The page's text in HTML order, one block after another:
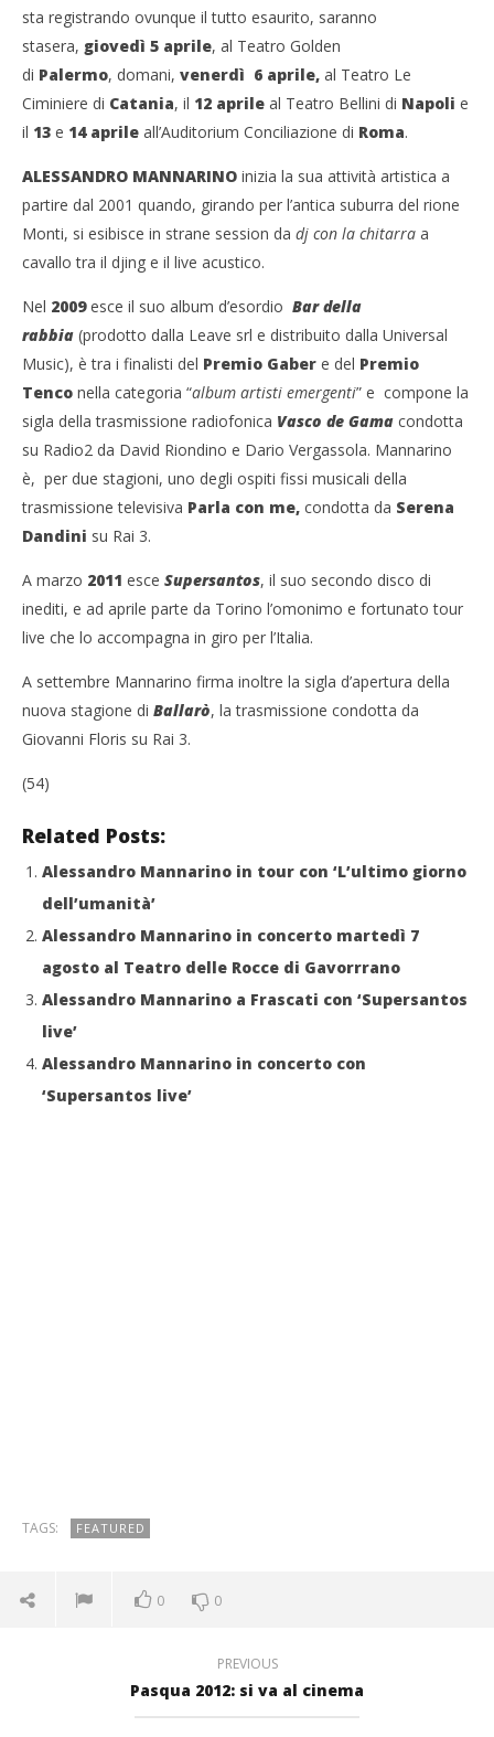
sta registrando ovunque il tutto esaurito, saranno
stasera, giovedì 5 aprile, al Teatro Golden
di Palermo, domani, venerdì 6 aprile, al Teatro Le
Ciminiere di Catania, il 12 aprile al Teatro Bellini di Napoli e
il 13 e 14 aprile all’Auditorium Conciliazione di Roma.
ALESSANDRO MANNARINO inizia la sua attività artistica a
partire dal 2001 quando, girando per l’antica suburra del rione
Monti, si esibisce in strane session da dj con la chitarra a
cavallo tra il djing e il live acustico.
Nel 2009esce il suo album d’esordio Bar della
rabbia (prodotto dalla Leave srl e distribuito dalla Universal
Music), è tra i finalisti del Premio Gaber e del Premio
Tenco nella categoria “album artisti emergenti” e compone la
sigla della trasmissione radiofonica Vasco de Gama condotta
su Radio2 da David Riondino e Dario Vergassola. Mannarino
è, per due stagioni, uno degli ospiti fissi musicali della
trasmissione televisiva Parla con me, condotta da Serena
Dandini su Rai 3.
A marzo 2011 esce Supersantos, il suo secondo disco di
inediti, e ad aprile parte da Torino l’omonimo e fortunato tour
live che lo accompagna in giro per l’Italia.
A settembre Mannarino firma inoltre la sigla d’apertura della
nuova stagione di Ballarò, la trasmissione condotta da
Giovanni Floris su Rai 3.
(54)
Related Posts:
Alessandro Mannarino in tour con ‘L’ultimo giorno
dell’umanità’
Alessandro Mannarino in concerto martedì 7
agosto al Teatro delle Rocce di Gavorrrano
Alessandro Mannarino a Frascati con ‘Supersantos
live’
Alessandro Mannarino in concerto con
‘Supersantos live’
TAGS: FEATURED
0 0
PREVIOUS
Pasqua 2012: si va al cinema